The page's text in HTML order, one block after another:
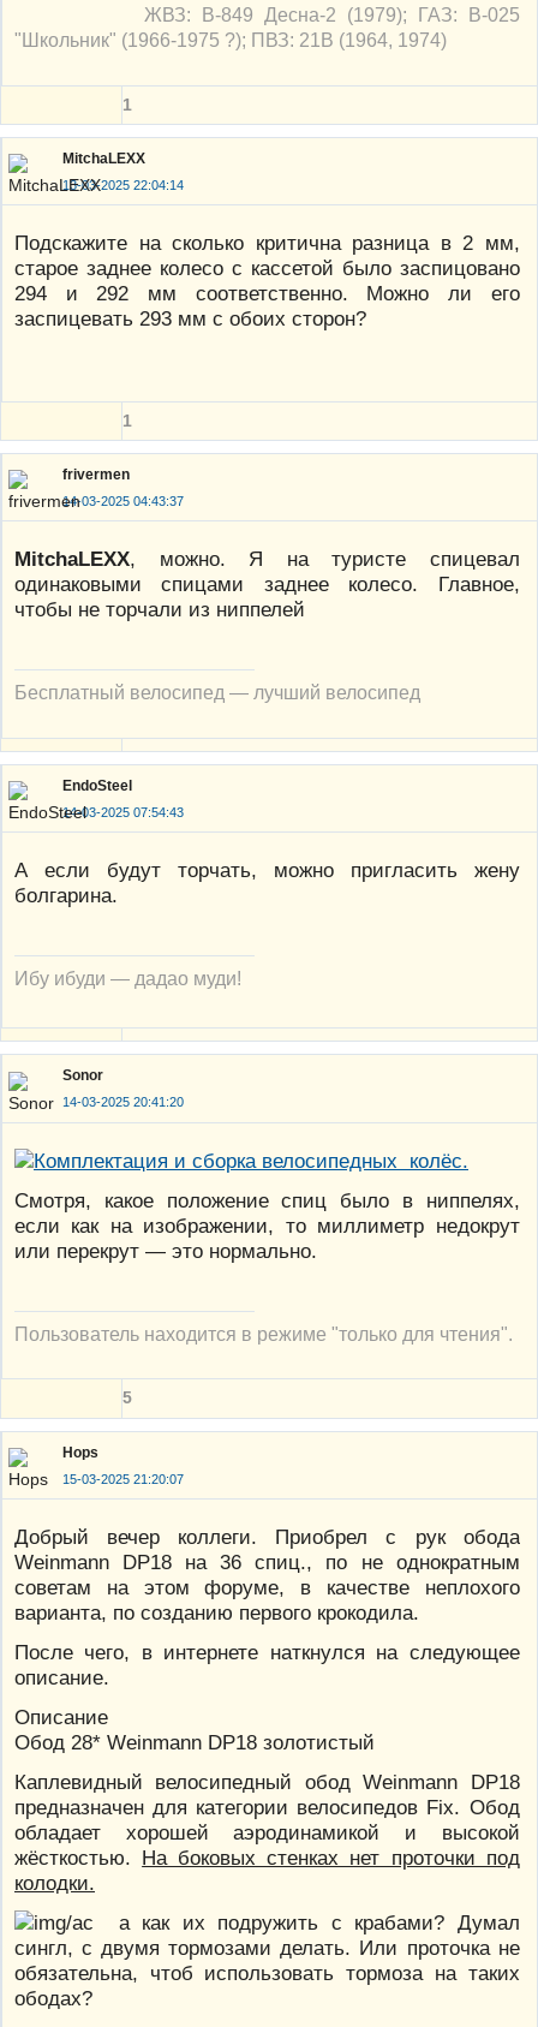
ЖВЗ: В-849 Десна-2 (1979); ГАЗ: В-025
"Школьник" (1966-1975 ?); ПВЗ: 21В (1964, 1974)
1
MitchaLEXX
13-03-2025 22:04:14
Подскажите на сколько критична разница в 2 мм,
старое заднее колесо с кассетой было заспицовано
294 и 292 мм соответственно. Можно ли его
заспицевать 293 мм с обоих сторон?
1
frivermen
14-03-2025 04:43:37
MitchaLEXX, можно. Я на туристе спицевал
одинаковыми спицами заднее колесо. Главное,
чтобы не торчали из ниппелей
Бесплатный велосипед — лучший велосипед
EndoSteel
14-03-2025 07:54:43
А если будут торчать, можно пригласить жену
болгарина.
Ибу ибуди — дадао муди!
Sonor
14-03-2025 20:41:20
Смотря, какое положение спиц было в ниппелях,
если как на изображении, то миллиметр недокрут
или перекрут — это нормально.
Пользователь находится в режиме "только для чтения".
5
Hops
15-03-2025 21:20:07
Добрый вечер коллеги. Приобрел с рук обода
Weinmann DP18 на 36 спиц., по не однократным
советам на этом форуме, в качестве неплохого
варианта, по созданию первого крокодила.
После чего, в интернете наткнулся на следующее
описание.
Описание
Обод 28* Weinmann DP18 золотистый
Каплевидный велосипедный обод Weinmann DP18
предназначен для категории велосипедов Fix. Обод
обладает хорошей аэродинамикой и высокой
жёсткостью. На боковых стенках нет проточки под
колодки.
а как их подружить с крабами? Думал
сингл, с двумя тормозами делать. Или проточка не
обязательна, чтоб использовать тормоза на таких
ободах?